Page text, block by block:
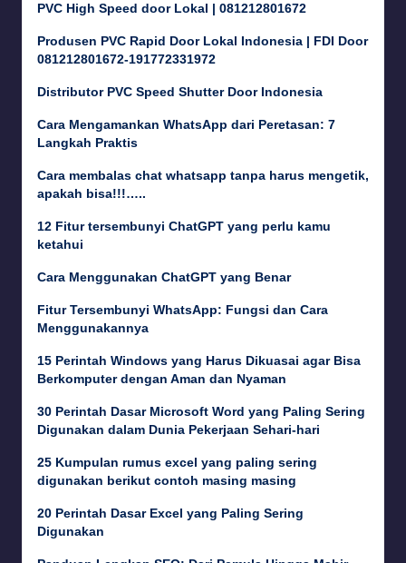
PVC High Speed door Lokal | 081212801672
Produsen PVC Rapid Door Lokal Indonesia | FDI Door
081212801672-191772331972
Distributor PVC Speed Shutter Door Indonesia
Cara Mengamankan WhatsApp dari Peretasan: 7
Langkah Praktis
Cara membalas chat whatsapp tanpa harus mengetik,
apakah bisa!!!…..
12 Fitur tersembunyi ChatGPT yang perlu kamu
ketahui
Cara Menggunakan ChatGPT yang Benar
Fitur Tersembunyi WhatsApp: Fungsi dan Cara
Menggunakannya
15 Perintah Windows yang Harus Dikuasai agar Bisa
Berkomputer dengan Aman dan Nyaman
30 Perintah Dasar Microsoft Word yang Paling Sering
Digunakan dalam Dunia Pekerjaan Sehari-hari
25 Kumpulan rumus excel yang paling sering
digunakan berikut contoh masing masing
20 Perintah Dasar Excel yang Paling Sering
Digunakan